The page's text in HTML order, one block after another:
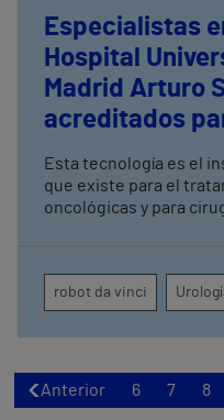
Especialistas
Hospital
Madrid Arturo
acreditados
Da Vinci
Esta tecnología es el
que existe para el
oncológicas y para
robot da vinci
Anterior 6 7 8